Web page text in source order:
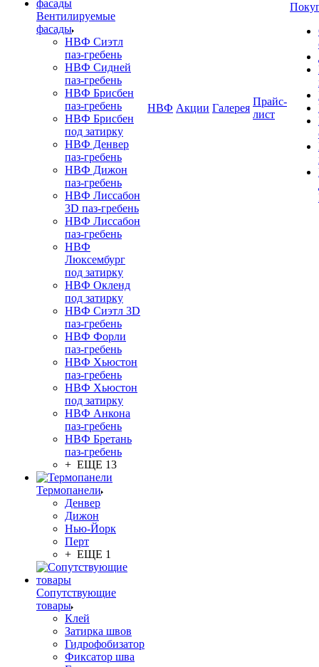
Вентилируемые
фасады
НВФ Сиэтл
паз-гребень
НВФ Сидней
паз-гребень
НВФ Брисбен
паз-гребень
НВФ Брисбен
под затирку
НВФ Денвер
паз-гребень
НВФ Дижон
паз-гребень
НВФ Лиссабон
3D паз-гребень
НВФ Лиссабон
паз-гребень
НВФ
Люксембург
под затирку
НВФ Окленд
под затирку
НВФ Сиэтл 3D
паз-гребень
НВФ Форли
паз-гребень
НВФ Хьюстон
паз-гребень
НВФ Хьюстон
под затирку
НВФ Анкона
паз-гребень
НВФ Бретань
паз-гребень
+ ЕЩЕ 13
Термопанели
Денвер
Дижон
Нью-Йорк
Перт
+ ЕЩЕ 1
Сопутствующие
товары
Клей
Затирка швов
Гидрофобизатор
Фиксатор шва
НВФ Акции Галерея
Прайс-
лист